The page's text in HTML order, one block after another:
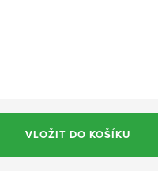
VLOŽIT DO KOŠÍKU